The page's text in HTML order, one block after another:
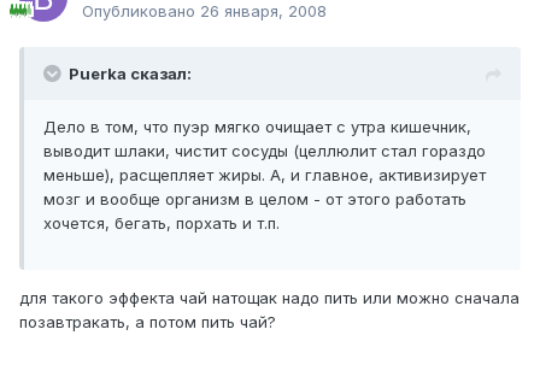
Опубликовано 26 января, 2008
Puerka сказал:
Дело в том, что пуэр мягко очищает с утра кишечник,
выводит шлаки, чистит сосуды (целлюлит стал гораздо
меньше), расщепляет жиры. А, и главное, активизирует
мозг и вообще организм в целом - от этого работать
хочется, бегать, порхать и т.п.
для такого эффекта чай натощак надо пить или можно сначала
позавтракать, а потом пить чай?